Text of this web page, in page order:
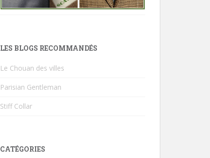
LES BLOGS RECOMMANDÉS
Le Chouan des villes
Parisian Gentleman
Stiff Collar
CATÉGORIES